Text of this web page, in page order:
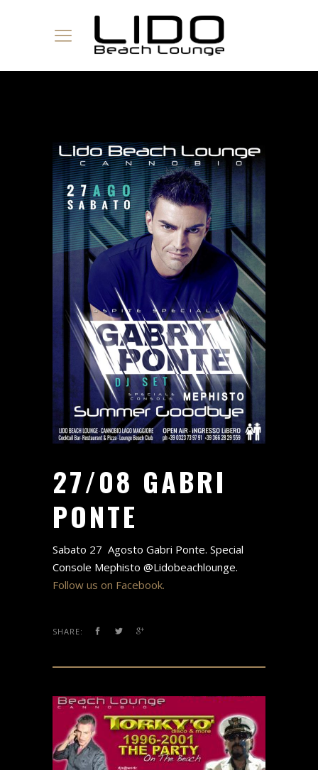
27/08 GABRI
PONTE
Sabato 27 Agosto Gabri Ponte. Special
Console Mephisto @Lidobeachlounge.
Follow us on Facebook.
SHARE: